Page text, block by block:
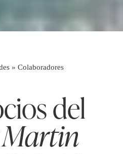
» Colaboradores
del